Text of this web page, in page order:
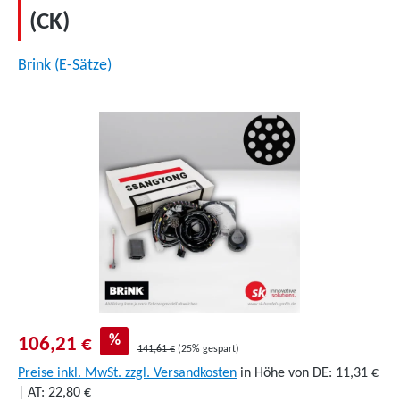
(CK)
Brink (E-Sätze)
106,21 € % 141,61 € (25% gespart)
Preise inkl. MwSt. zzgl. Versandkosten in Höhe von DE: 11,31 €
| AT: 22,80 €